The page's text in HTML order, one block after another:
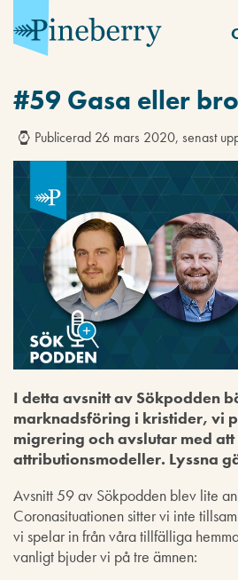
#59 Gasa eller
Publicerad 26 mars 2020, senast
I detta avsnitt av Sökpodden
marknadsföring i kristider, vi
migrering och avslutar med
attributionsmodeller. Lyssna
Avsnitt 59 av Sökpodden blev lite
Coronasituationen sitter vi inte
vi spelar in från våra tillfälliga
vanligt bjuder vi på tre ämnen: